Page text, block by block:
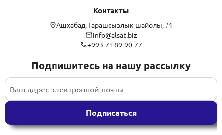
Контакты
Ашхабад, Гарашсызлык шайолы, 71
info@alsat.biz
+993-71 89-90-77
Подпишитесь на нашу рассылку
Подписаться